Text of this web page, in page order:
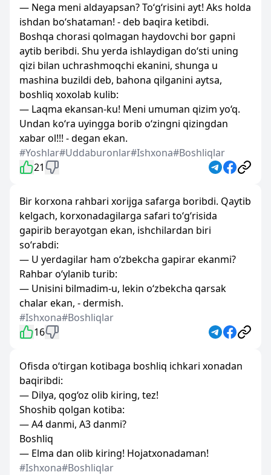
— Nega meni aldayapsan? To‘g‘risini ayt! Aks holda
ishdan bo‘shataman! - deb baqira ketibdi.
Boshqa chorasi qolmagan haydovchi bor gapni
aytib beribdi. Shu yerda ishlaydigan do‘sti uning
qizi bilan uchrashmoqchi ekanini, shunga u
mashina buzildi deb, bahona qilganini aytsa,
boshliq xoxolab kulib:
— Laqma ekansan-ku! Meni umuman qizim yo‘q.
Undan ko‘ra uyingga borib o‘zingni qizingdan
xabar ol!!! - degan ekan.
#Yoshlar#Uddaburonlar#Ishxona#Boshliqlar
21
Bir korxona rahbari xorijga safarga boribdi. Qaytib
kelgach, korxonadagilarga safari to‘g‘risida
gapirib berayotgan ekan, ishchilardan biri
so‘rabdi:
— U yerdagilar ham o‘zbekcha gapirar ekanmi?
Rahbar o‘ylanib turib:
— Unisini bilmadim-u, lekin o‘zbekcha qarsak
chalar ekan, - dermish.
#Ishxona#Boshliqlar
16
Ofisda o‘tirgan kotibaga boshliq ichkari xonadan
baqiribdi:
— Dilya, qog‘oz olib kiring, tez!
Shoshib qolgan kotiba:
— A4 danmi, A3 danmi?
Boshliq
— Elma dan olib kiring! Hojatxonadaman!
#Ishxona#Boshliqlar